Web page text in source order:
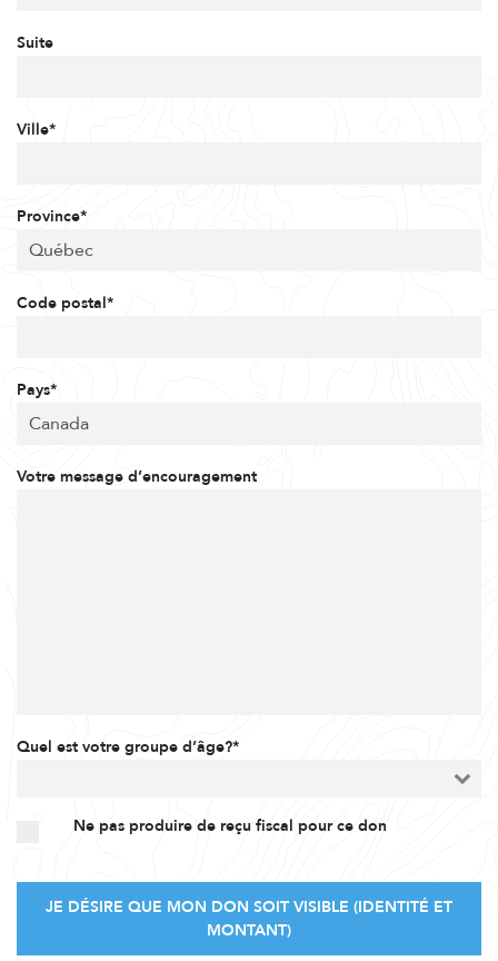
Suite
Ville*
Province*
Code postal*
Pays*
Votre message d’encouragement
Quel est votre groupe d’âge?*
Ne pas produire de reçu fiscal pour ce don
JE DÉSIRE QUE MON DON SOIT VISIBLE (IDENTITÉ ET
MONTANT)